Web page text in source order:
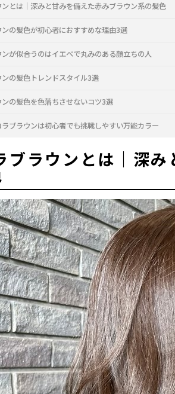
とは｜深みと甘みを備えた赤みブラウン系の髪色
の髪色が初心者におすすめな理由3選
が似合うのはイエベで丸みのある顔立ちの人
の髪色トレンドスタイル3選
の髪色を色落ちさせないコツ3選
ブラウンは初心者でも挑戦しやすい万能カラー
ブラウンとは｜深